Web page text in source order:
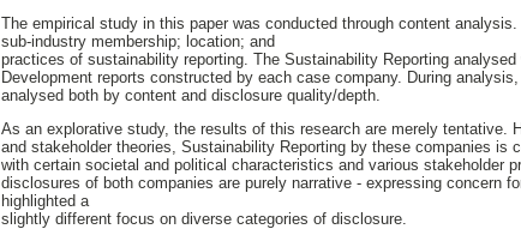
The empirical study in this paper was conducted through content
sub-industry membership; location; and
practices of sustainability reporting. The Sustainability Reporting
Development reports constructed by each case company. During
analysed both by content and disclosure quality/depth.
As an explorative study, the results of this research are merely tentative.
and stakeholder theories, Sustainability Reporting by these companies
with certain societal and political characteristics and various stakeholder
disclosures of both companies are purely narrative - expressing concern
highlighted a
slightly different focus on diverse categories of disclosure.